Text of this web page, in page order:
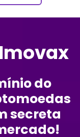
do
secreta